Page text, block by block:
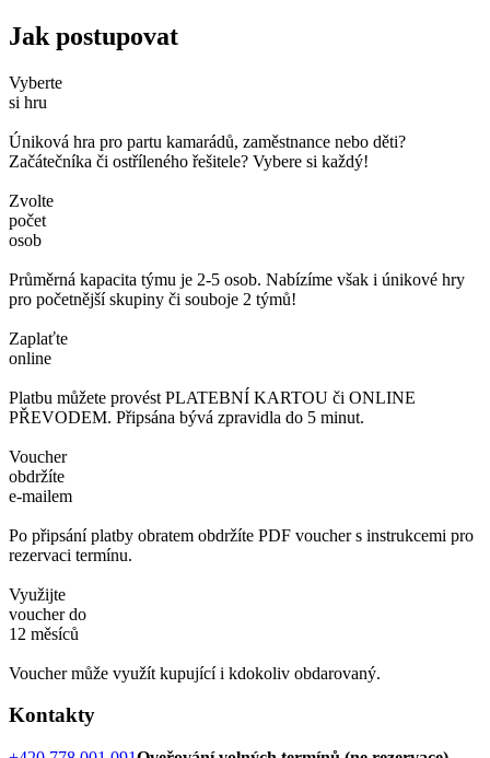
Jak postupovat
Vyberte
si hru
Úniková hra pro partu kamarádů, zaměstnance nebo děti?
Začátečníka či ostříleného řešitele? Vybere si každý!
Zvolte
počet
osob
Průměrná kapacita týmu je 2-5 osob. Nabízíme však i únikové hry
pro početnější skupiny či souboje 2 týmů!
Zaplaťte
online
Platbu můžete provést PLATEBNÍ KARTOU či ONLINE
PŘEVODEM. Připsána bývá zpravidla do 5 minut.
Voucher
obdržíte
e-mailem
Po připsání platby obratem obdržíte PDF voucher s instrukcemi pro
rezervaci termínu.
Využijte
voucher do
12 měsíců
Voucher může využít kupující i kdokoliv obdarovaný.
Kontakty